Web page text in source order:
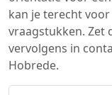
kan je terecht
vraagstukken. Zet
vervolgens in
Hobrede.